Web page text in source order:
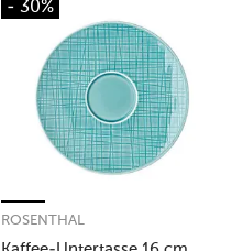
- 30%
ROSENTHAL